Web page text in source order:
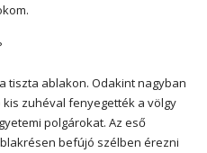
tiszta ablakon. Odakint nagyban
zuhéval fenyegették a völgy
polgárokat. Az eső
befújó szélben érezni